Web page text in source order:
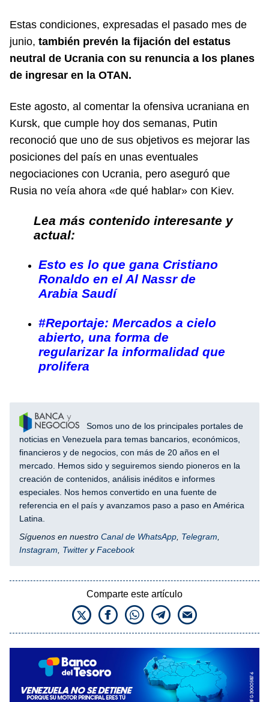
Estas condiciones, expresadas el pasado mes de
junio, también prevén la fijación del estatus
neutral de Ucrania con su renuncia a los planes
de ingresar en la OTAN.
Este agosto, al comentar la ofensiva ucraniana en
Kursk, que cumple hoy dos semanas, Putin
reconoció que uno de sus objetivos es mejorar las
posiciones del país en unas eventuales
negociaciones con Ucrania, pero aseguró que
Rusia no veía ahora «de qué hablar» con Kiev.
Lea más contenido interesante y
actual:
Esto es lo que gana Cristiano
Ronaldo en el Al Nassr de
Arabia Saudí
#Reportaje: Mercados a cielo
abierto, una forma de
regularizar la informalidad que
prolifera
Somos uno de los principales portales de
noticias en Venezuela para temas bancarios, económicos,
financieros y de negocios, con más de 20 años en el
mercado. Hemos sido y seguiremos siendo pioneros en la
creación de contenidos, análisis inéditos e informes
especiales. Nos hemos convertido en una fuente de
referencia en el país y avanzamos paso a paso en América
Latina.
Síguenos en nuestro Canal de WhatsApp Telegram
Instagram
Twitter yFacebook
Comparte este artículo